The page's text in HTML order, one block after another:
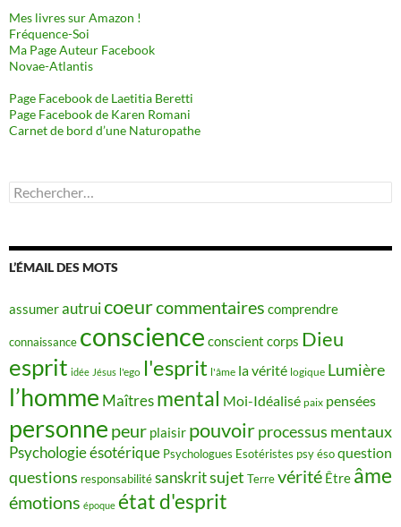
Mes livres sur Amazon !
Fréquence-Soi
Ma Page Auteur Facebook
Novae-Atlantis
Page Facebook de Laetitia Beretti
Page Facebook de Karen Romani
Carnet de bord d’une Naturopathe
Rechercher :
L’ÉMAIL DES MOTS
assumerautruicoeurcommentaires comprendre
connaissance conscience conscient corps Dieu
esprit idée Jésus l'ego l'esprit l'âme la vérité logique Lumière
l’homme Maîtres mental Moi-Idéalisé paix pensées
personne peur plaisir pouvoirprocessus mentaux
Psychologie ésotérique Psychologues Esotéristes psy ésoquestion
questions responsabilitésanskritsujet Terrevérité Être âme
émotions époque état d'esprit